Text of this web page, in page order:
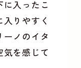
入ったこ
りやすく
ノのイタ
気を感じて